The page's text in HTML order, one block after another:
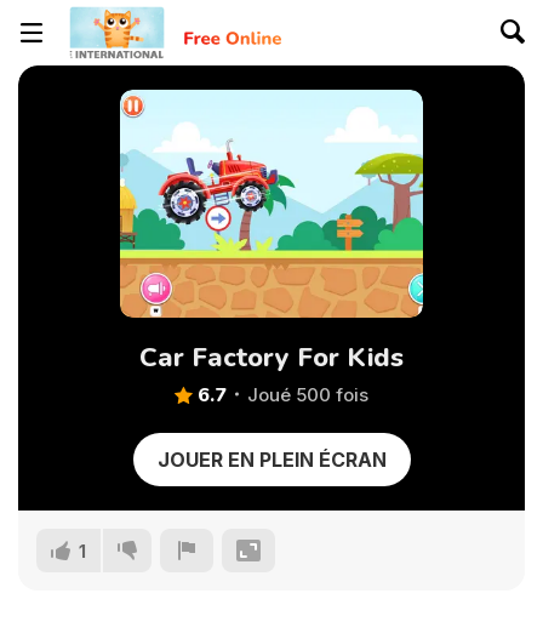
Car Factory For Kids
6.7 Joué 500 fois
JOUER EN PLEIN ÉCRAN
1